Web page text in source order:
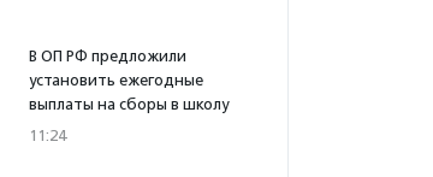
В ОП РФ предложили
установить ежегодные
выплаты на сборы в школу
11:24